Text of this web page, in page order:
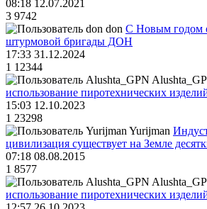
08:18 12.07.2021
3 9742
don С Новым годом
штурмовой бригады ДОН
17:33 31.12.2024
1 12344
использование пиротехнических
15:03 12.10.2023
1 23298
Yurijman
цивилизация существует на Земле
07:18 08.08.2015
1 8577
использование пиротехнических